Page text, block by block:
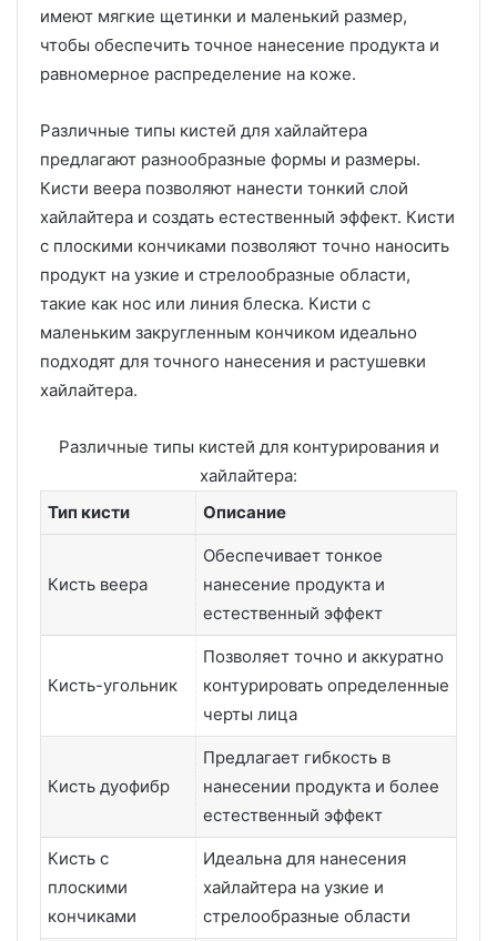
имеют мягкие щетинки и маленький размер,
чтобы обеспечить точное нанесение продукта и
равномерное распределение на коже.
Различные типы кистей для хайлайтера
предлагают разнообразные формы и размеры.
Кисти веера позволяют нанести тонкий слой
хайлайтера и создать естественный эффект. Кисти
с плоскими кончиками позволяют точно наносить
продукт на узкие и стрелообразные области,
такие как нос или линия блеска. Кисти с
маленьким закругленным кончиком идеально
подходят для точного нанесения и растушевки
хайлайтера.
Различные типы кистей для контурирования и
хайлайтера:
Тип кисти
Описание
Кисть веера
Обеспечивает тонкое
нанесение продукта и
естественный эффект
Кисть-угольник
Позволяет точно и аккуратно
контурировать определенные
черты лица
Кисть дуофибр
Предлагает гибкость в
нанесении продукта и более
естественный эффект
Кисть с
плоскими
кончиками
Идеальна для нанесения
хайлайтера на узкие и
стрелообразные области